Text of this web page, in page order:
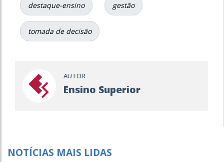
destaque-ensino gestão
tomada de decisão
AUTOR
Ensino Superior
NOTÍCIAS MAIS LIDAS